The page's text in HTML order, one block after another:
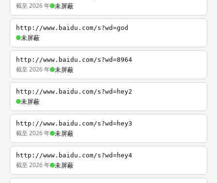
截至 2026 年 未屏蔽
http://www.baidu.com/s?wd=god
未屏蔽
http://www.baidu.com/s?wd=8964
截至 2026 年 未屏蔽
http://www.baidu.com/s?wd=hey2
未屏蔽
http://www.baidu.com/s?wd=hey3
截至 2026 年 未屏蔽
http://www.baidu.com/s?wd=hey4
截至 2026 年 未屏蔽